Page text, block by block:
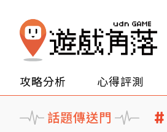
攻略分析 心得評測
話題傳送門